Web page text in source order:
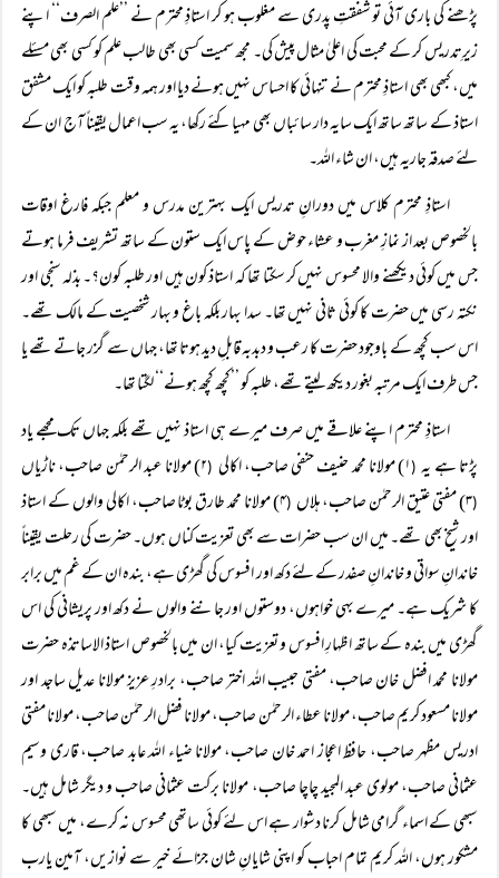
پڑھنے کی باری آئی تو شفقتِ پدری سے مغلوب ہو کر استاذِ محترم نے ’’علم الصرف‘‘ اپنے
زیرِتدریس کر کے محبت کی اعلیٰ مثال پیش کی۔ مجھ سمیت کسی بھی طالب علم کو کسی بھی مسئلے
میں، کبھی بھی استاذِ محترم نے تنہائی کا احساس نہیں ہونے دیا اور ہمہ وقت طلبہ کو ایک مشفق
استاذ کے ساتھ ساتھ ایک سایہ دار سائباں بھی مہیا کئے رکھا، یہ سب اعمال یقیناً آج ان کے
لئے صدقہ جاریہ ہیں، ان شاء اللہ۔
استاذِ محترم کلاس میں دورانِ تدریس ایک بہترین مدرس و معلم جبکہ فارغ اوقات
بالخصوص بعد از نمازِ مغرب و عشاء حوض کے پاس ایک ستون کے ساتھ تشریف فرما ہوتے
جس میں کوئی دیکھنے والا محسوس نہیں کر سکتا تھا کہ استاذ کون ہیں اور طلبہ کون؟۔ بذلہ سنجی اور
نکتہ رسی میں حضرت کا کوئی ثانی نہیں تھا۔ سدا بہار بلکہ باغ و بہار شخصیت کے مالک تھے۔
اس سب کچھ کے باوجود حضرت کا رعب و دبدبہ قابلِ دید ہوتا تھا، جہاں سے گزر جاتے تھے یا
جس طرف ایک مرتبہ بغور دیکھ لیتے تھے، طلبہ کو ’’کچھ کچھ ہونے‘‘ لگتا تھا۔
استاذِ محترم اپنے علاقے میں صرف میرے ہی استاذ نہیں تھے بلکہ جہاں تک مجھے یاد
پڑتا ہے یہ(۱) مولانا محمد حنیف حنفی صاحب، اکالی (۲) مولانا عبد الرحمٰن صاحب، ناڑیاں
(۳) مفتی عتیق الرحمٰن صاحب، ہلاں ( ۴) مولانا محمد طارق بوٹا صاحب، اکالی والوں کے استاذ
اور شیخ بھی تھے۔ میں ان سب حضرات سے بھی تعزیت کناں ہوں۔ حضرت کی رحلت یقیناً
خاندانِ سواتی و خاندانِ صفدر کے لئے دکھ اور افسوس کی گھڑی ہے، بندہ ان کے غم میں برابر
کا شریک ہے۔ میرے بہی خواہوں، دوستوں اور جاننے والوں نے دکھ اور پریشانی کی اس
گھڑی میں بندہ کے ساتھ اظہارِ افسوس و تعزیت کیا، ان میں بالخصوص استاذ الاساتذہ حضرت
مولانا محمد افضل خان صاحب، مفتی حبیب اللہ اختر صاحب، برادرِ عزیز مولانا عدیل ساجد اور
مولانا مسعود کریم صاحب، مولانا عطاء الرحمٰن صاحب، مولانا فضل الرحمٰن صاحب، مولانا مفتی
ادریس مظہر صاحب، حافظ اعجاز احمد خان صاحب، مولانا ضیاء اللہ عابد صاحب، قاری وسیم
عثمانی صاحب، مولوی عبد المجید چاچا صاحب، مولانا برکت عثمانی صاحب و دیگر شامل ہیں۔
سبھی کے اسماء گرامی شامل کرنا دشوار ہے اس لئے کوئی ساتھی محسوس نہ کرے، میں سبھی کا
مشکور ہوں، اللہ کریم تمام احباب کو اپنی شایانِ شان جزائے خیر سے نوازیں، آمین یارب